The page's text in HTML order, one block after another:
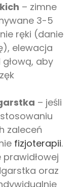
– zimne
3-5
ręki (danie
elewacja
aby
– jeśli
zaleceń
fizjoterapii.
oraz